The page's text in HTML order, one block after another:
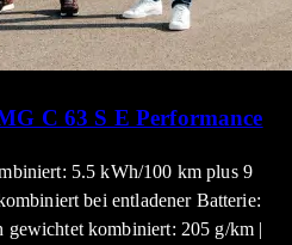
C 63 S E Performance
5.5 kWh/100 km plus 9
bei entladener Batterie:
gewichtet kombiniert: 205 g/km |